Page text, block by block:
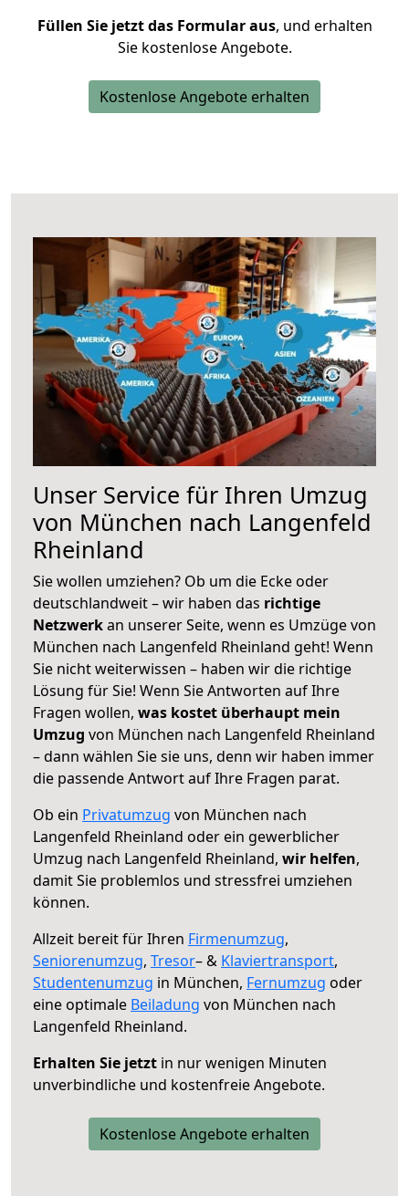
Füllen Sie jetzt das Formular aus, und erhalten
Sie kostenlose Angebote.
Kostenlose Angebote erhalten
Unser Service für Ihren Umzug
von München nach Langenfeld
Rheinland
Sie wollen umziehen? Ob um die Ecke oder
deutschlandweit – wir haben das richtige
Netzwerkan unserer Seite, wenn es Umzüge von
München nach Langenfeld Rheinland geht! Wenn
Sie nicht weiterwissen – haben wir die richtige
Lösung für Sie! Wenn Sie Antworten auf Ihre
Fragen wollen, was kostet überhaupt mein
Umzug von München nach Langenfeld Rheinland
– dann wählen Sie sie uns, denn wir haben immer
die passende Antwort auf Ihre Fragen parat.
Ob ein Privatumzug von München nach
Langenfeld Rheinland oder ein gewerblicher
Umzug nach Langenfeld Rheinland, wir helfen,
damit Sie problemlos und stressfrei umziehen
können.
Allzeit bereit für Ihren Firmenumzug,
Seniorenumzug, Tresor– & Klaviertransport,
Studentenumzug in München, Fernumzug oder
eine optimale Beiladung von München nach
Langenfeld Rheinland.
Erhalten Sie jetzt in nur wenigen Minuten
unverbindliche und kostenfreie Angebote.
Kostenlose Angebote erhalten